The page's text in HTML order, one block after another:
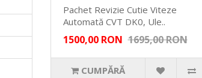
Pachet Revizie Cutie Viteze
Automată CVT DK0, Ule..
1500,00 RON 1695,00 RON
CUMPĂRĂ